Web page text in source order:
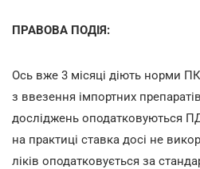
ПРАВОВА ПОДІЯ:
Ось вже 3 місяці діють норми
з ввезення імпортних
досліджень оподатковуються
на практиці ставка досі не
ліків оподатковується за